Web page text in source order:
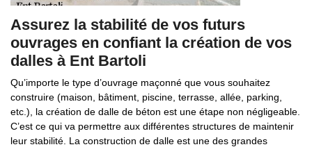
Assurez la stabilité de vos futurs
ouvrages en confiant la création de vos
dalles à Ent Bartoli
Qu’importe le type d’ouvrage maçonné que vous souhaitez
construire (maison, bâtiment, piscine, terrasse, allée, parking,
etc.), la création de dalle de béton est une étape non négligeable.
C’est ce qui va permettre aux différentes structures de maintenir
leur stabilité. La construction de dalle est une des grandes